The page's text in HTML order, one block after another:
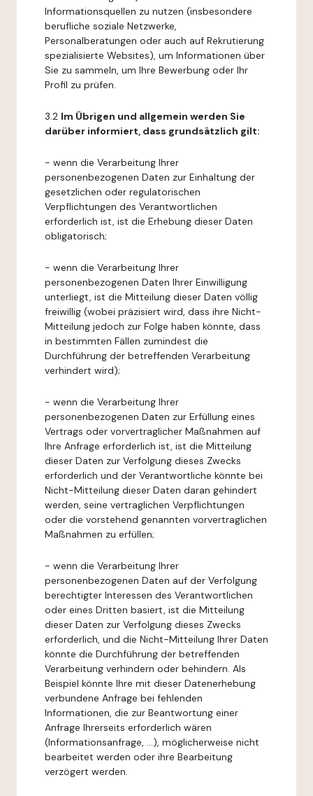
Informationsquellen zu nutzen (insbesondere
berufliche soziale Netzwerke,
Personalberatungen oder auch auf Rekrutierung
spezialisierte Websites), um Informationen über
Sie zu sammeln, um Ihre Bewerbung oder Ihr
Profil zu prüfen.
3.2 Im Übrigen und allgemein werden Sie
darüber informiert, dass grundsätzlich gilt:
- wenn die Verarbeitung Ihrer
personenbezogenen Daten zur Einhaltung der
gesetzlichen oder regulatorischen
Verpflichtungen des Verantwortlichen
erforderlich ist, ist die Erhebung dieser Daten
obligatorisch;
- wenn die Verarbeitung Ihrer
personenbezogenen Daten Ihrer Einwilligung
unterliegt, ist die Mitteilung dieser Daten völlig
freiwillig (wobei präzisiert wird, dass ihre Nicht-
Mitteilung jedoch zur Folge haben könnte, dass
in bestimmten Fällen zumindest die
Durchführung der betreffenden Verarbeitung
verhindert wird);
- wenn die Verarbeitung Ihrer
personenbezogenen Daten zur Erfüllung eines
Vertrags oder vorvertraglicher Maßnahmen auf
Ihre Anfrage erforderlich ist, ist die Mitteilung
dieser Daten zur Verfolgung dieses Zwecks
erforderlich und der Verantwortliche könnte bei
Nicht-Mitteilung dieser Daten daran gehindert
werden, seine vertraglichen Verpflichtungen
oder die vorstehend genannten vorvertraglichen
Maßnahmen zu erfüllen;
- wenn die Verarbeitung Ihrer
personenbezogenen Daten auf der Verfolgung
berechtigter Interessen des Verantwortlichen
oder eines Dritten basiert, ist die Mitteilung
dieser Daten zur Verfolgung dieses Zwecks
erforderlich, und die Nicht-Mitteilung Ihrer Daten
könnte die Durchführung der betreffenden
Verarbeitung verhindern oder behindern. Als
Beispiel könnte Ihre mit dieser Datenerhebung
verbundene Anfrage bei fehlenden
Informationen, die zur Beantwortung einer
Anfrage Ihrerseits erforderlich wären
(Informationsanfrage, ...), möglicherweise nicht
bearbeitet werden oder ihre Bearbeitung
verzögert werden.